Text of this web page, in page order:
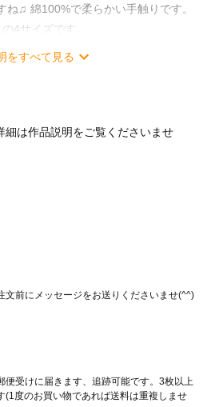
ね♫ 綿100%で柔らかい手触りです。
4サイズです。
・色 本体:ホワイト
・素材：綿100% ・プリント：イン
際は、裏返しにしてネットに入れて
をすべて見る
細は作品説明をご覧くださいませ
受けに届きます、追跡可能です。3枚以上
(1度のお買い物であれば送料は重複しませ